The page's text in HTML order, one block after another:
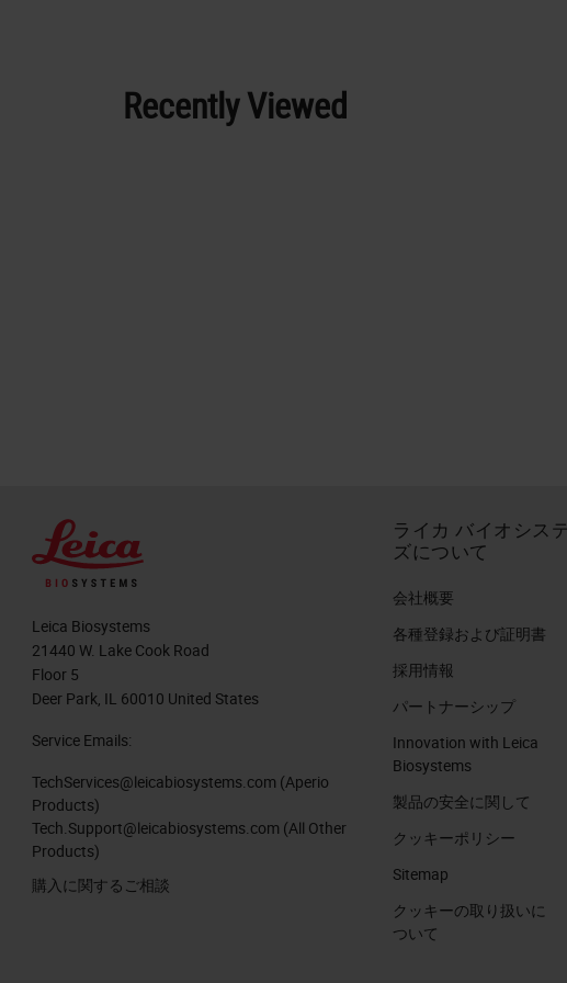
Recently Viewed
Leica Biosystems
21440 W. Lake Cook Road
Floor 5
Deer Park, IL 60010 United States
Service Emails:
TechServices@leicabiosystems.com (Aperio
Products)
Tech.Support@leicabiosystems.com (All Other
Products)
購入に関するご相談
ライカ バイオシス
ズについて
会社概要
各種登録および証明書
採用情報
パートナーシップ
Innovation with Leica
Biosystems
製品の安全に関して
クッキーポリシー
Sitemap
クッキーの取り扱いに
ついて